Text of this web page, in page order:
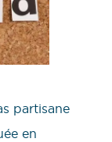
partisane
en